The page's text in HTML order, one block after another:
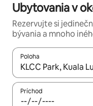
Ubytovania v
Rezervujte si
bývania a mnoho
Poloha
Keď budú výsledky k
Príchod